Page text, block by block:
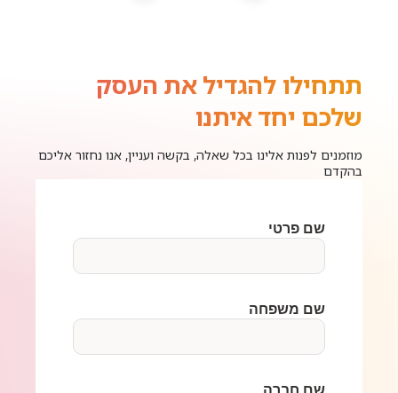
תתחילו להגדיל את העסק
שלכם יחד איתנו
מוזמנים לפנות אלינו בכל שאלה, בקשה ועניין, אנו נחזור אליכם
בהקדם